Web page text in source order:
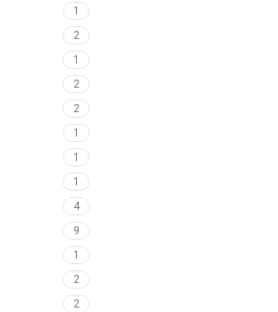
1
2
1
2
2
1
1
1
4
9
1
2
2